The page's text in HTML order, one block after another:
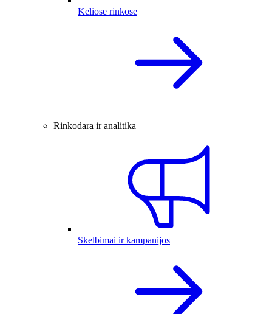
Keliose rinkose
Rinkodara ir analitika
Skelbimai ir kampanijos